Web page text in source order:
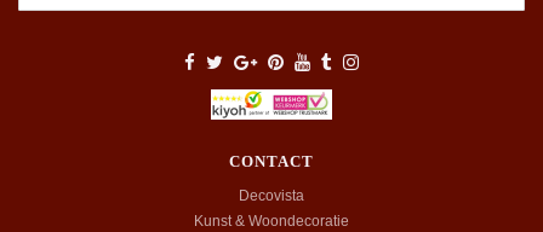
CONTACT
Decovista
Kunst & Woondecoratie